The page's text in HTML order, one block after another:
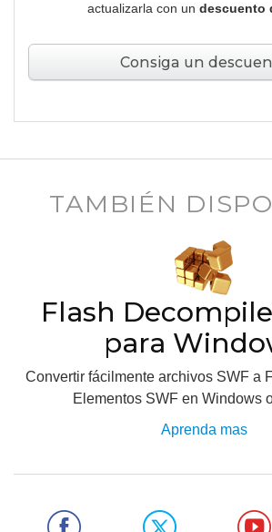
actualizarla con un descuento
Consiga un
TAMBIÉN
Flash
para
Convertir fácilmente archivos SWF a
Elementos SWF en Windows
Aprenda mas